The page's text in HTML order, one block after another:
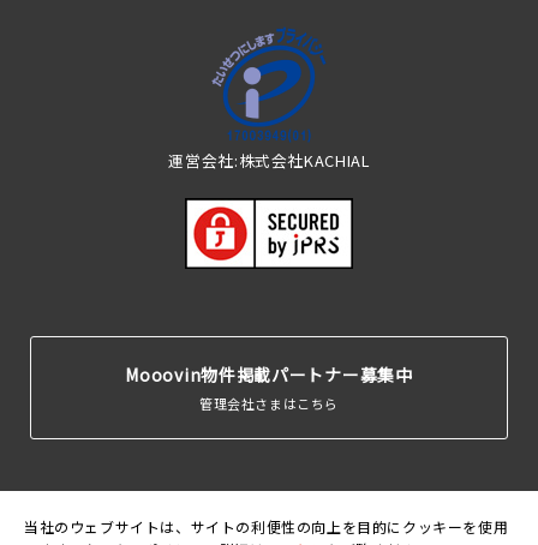
当社のウェブサイトは、サイトの利便性の向上を目的にクッキーを使用
運営会社:株式会社KACHIAL
Mooovin物件掲載パートナー募集中
管理会社さまはこちら